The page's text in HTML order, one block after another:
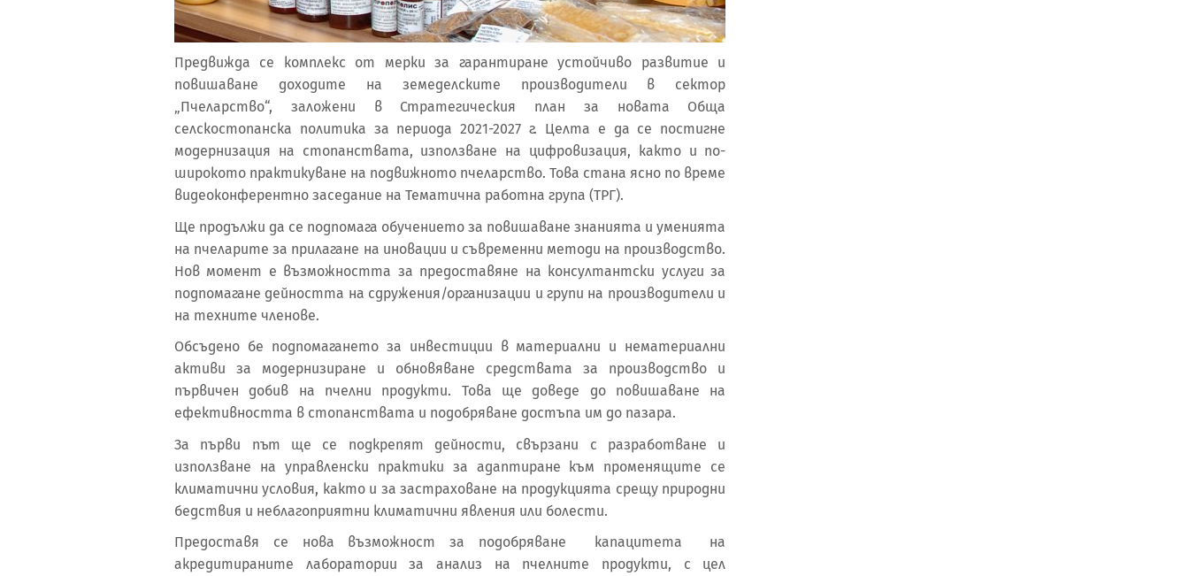
Предвижда се комплекс от мерки за гарантиране устойчиво развитие и
повишаване доходите на земеделските производители в сектор
„Пчеларство“, заложени в Стратегическия план за новата Обща
селскостопанска политика за периода 2021-2027 г. Целта е да се постигне
модернизация на стопанствата, използване на цифровизация, както и по-
широкото практикуване на подвижното пчеларство. Това стана ясно по време
видеоконферентно заседание на Тематична работна група (ТРГ).
Ще продължи да се подпомага обучението за повишаване знанията и уменията
на пчеларите за прилагане на иновации и съвременни методи на производство.
Нов момент е възможността за предоставяне на консултантски услуги за
подпомагане дейността на сдружения/организации и групи на производители и
на техните членове.
Обсъдено бе подпомагането за инвестиции в материални и нематериални
активи за модернизиране и обновяване средствата за производство и
първичен добив на пчелни продукти. Това ще доведе до повишаване на
ефективността в стопанствата и подобряване достъпа им до пазара.
За първи път ще се подкрепят дейности, свързани с разработване и
използване на управленски практики за адаптиране към променящите се
климатични условия, както и за застраховане на продукцията срещу природни
бедствия и неблагоприятни климатични явления или болести.
Предоставя се нова възможност за подобряване капацитета на
акредитираните лаборатории за анализ на пчелните продукти, с цел